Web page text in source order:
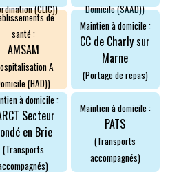
AIDANTS
LA SOLITUDE
(CLIC))
Domicile (SAAD))
de
santé :
AMSAM
A
(HAD))
Maintien à domicile :
CC de Charly sur
Marne
(Portage de repas)
à domicile :
Secteur
en Brie
(Transports
Maintien à domicile :
PATS
(Transports
accompagnés)